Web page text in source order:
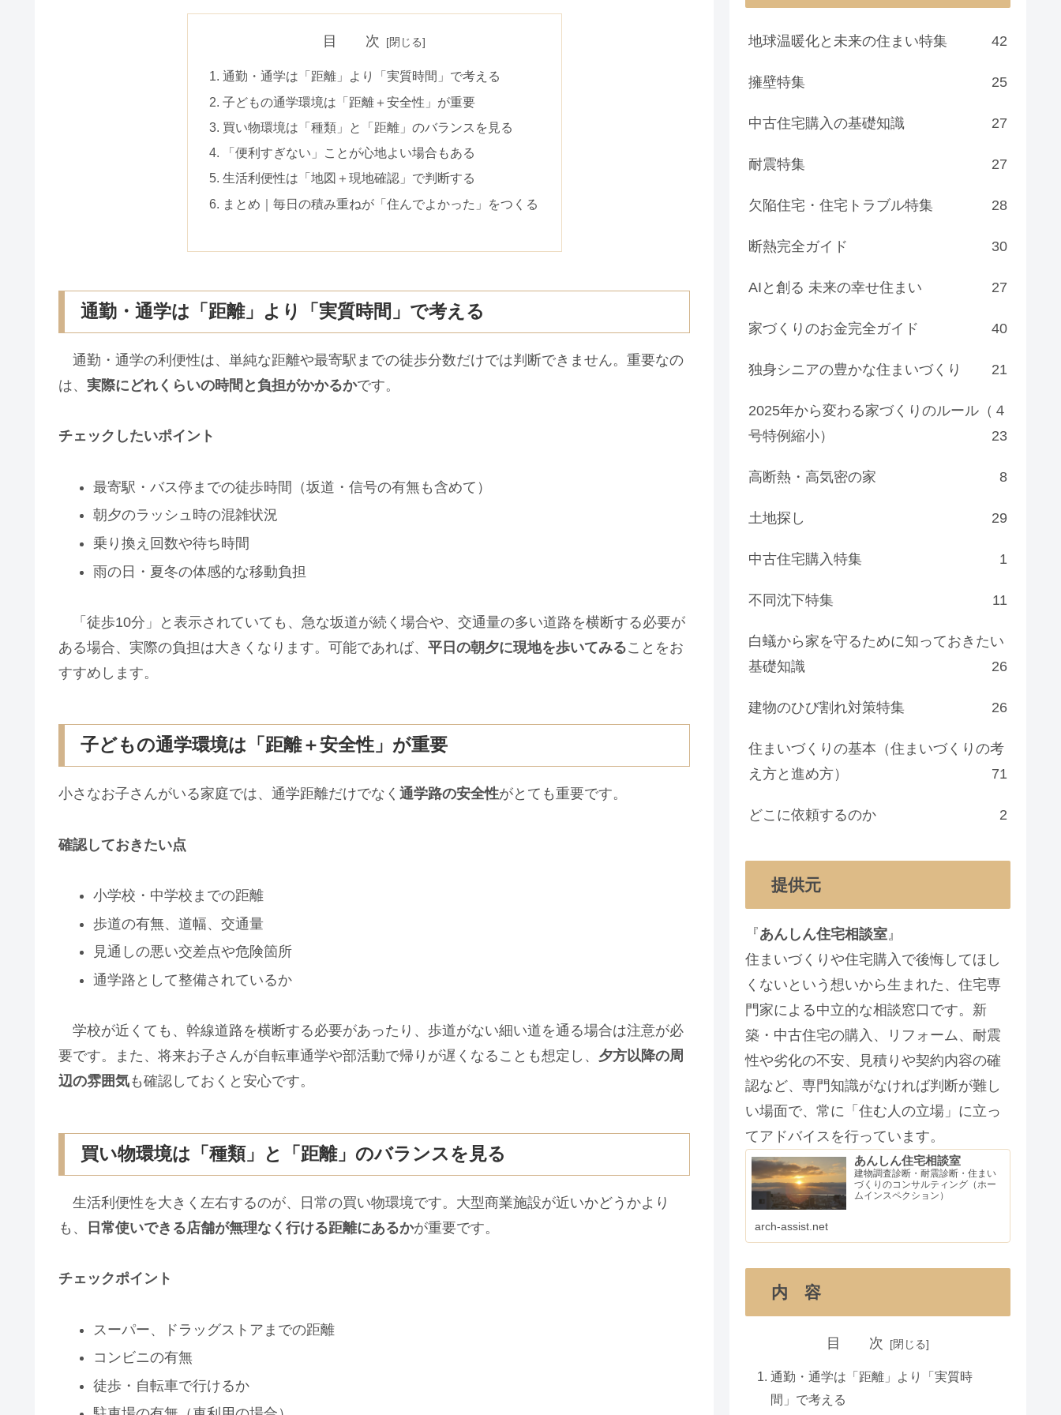
目 次
通勤・通学は「距離」より「実質時間」で考える
子どもの通学環境は「距離＋安全性」が重要
買い物環境は「種類」と「距離」のバランスを見る
「便利すぎない」ことが心地よい場合もある
生活利便性は「地図＋現地確認」で判断する
まとめ｜毎日の積み重ねが「住んでよかった」をつくる
通勤・通学は「距離」より「実質時間」で考える
通勤・通学の利便性は、単純な距離や最寄駅までの徒歩分数だけでは判断できません。重要なの
は、 実際にどれくらいの時間と負担がかかるかです。
チェックしたいポイント
最寄駅・バス停までの徒歩時間（坂道・信号の有無も含めて）
朝夕のラッシュ時の混雑状況
乗り換え回数や待ち時間
雨の日・夏冬の体感的な移動負担
「徒歩10分」と表示されていても、急な坂道が続く場合や、交通量の多い道路を横断する必要が
ある場合、実際の負担は大きくなります。可能であれば、 平日の朝夕に現地を歩いてみることをお
すすめします。
子どもの通学環境は「距離＋安全性」が重要
小さなお子さんがいる家庭では、通学距離だけでなく 通学路の安全性がとても重要です。
確認しておきたい点
小学校・中学校までの距離
歩道の有無、道幅、交通量
見通しの悪い交差点や危険箇所
通学路として整備されているか
学校が近くても、幹線道路を横断する必要があったり、歩道がない細い道を通る場合は注意が必
要です。また、将来お子さんが自転車通学や部活動で帰りが遅くなることも想定し、 夕方以降の周
辺の雰囲気も確認しておくと安心です。
買い物環境は「種類」と「距離」のバランスを見る
生活利便性を大きく左右するのが、日常の買い物環境です。大型商業施設が近いかどうかより
も、
日常使いできる店舗が無理なく行ける距離にあるかが重要です。
チェックポイント
スーパー、ドラッグストアまでの距離
コンビニの有無
徒歩・自転車で行けるか
地球温暖化と未来の住まい特集 42
擁壁特集 25
中古住宅購入の基礎知識 27
耐震特集 27
欠陥住宅・住宅トラブル特集 28
断熱完全ガイド 30
AIと創る 未来の幸せ住まい 27
家づくりのお金完全ガイド 40
独身シニアの豊かな住まいづくり 21
2025年から変わる家づくりのルール（４
号特例縮小）
23
高断熱・高気密の家 8
土地探し 29
中古住宅購入特集 1
不同沈下特集 11
白蟻から家を守るために知っておきたい
基礎知識
26
建物のひび割れ対策特集 26
住まいづくりの基本（住まいづくりの考
え方と進め方）
71
どこに依頼するのか 2
提供元
『あんしん住宅相談室』
住まいづくりや住宅購入で後悔してほし
くないという想いから生まれた、住宅専
門家による中立的な相談窓口です。新
築・中古住宅の購入、リフォーム、耐震
性や劣化の不安、見積りや契約内容の確
認など、専門知識がなければ判断が難し
い場面で、常に「住む人の立場」に立っ
てアドバイスを行っています。
あんしん住宅相談室
建物調査診断・耐震診断・住まい
づくりのコンサルティング（ホー
ムインスペクション）
arch-assist.net
内 容
目 次
通勤・通学は「距離」より「実質時
間」で考える